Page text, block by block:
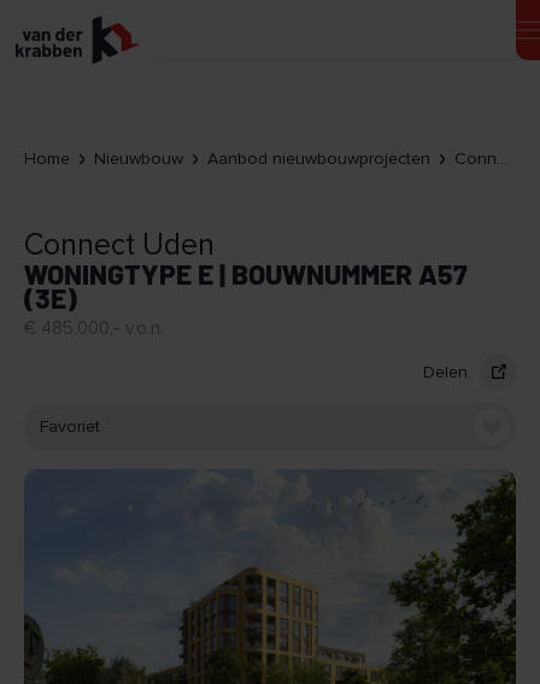
Home Nieuwbouw Aanbod nieuwbouwprojecten Connect Uden
Connect Uden
WONINGTYPE E | BOUWNUMMER A57
(3E)
€ 485.000,- v.o.n.
Delen
Favoriet